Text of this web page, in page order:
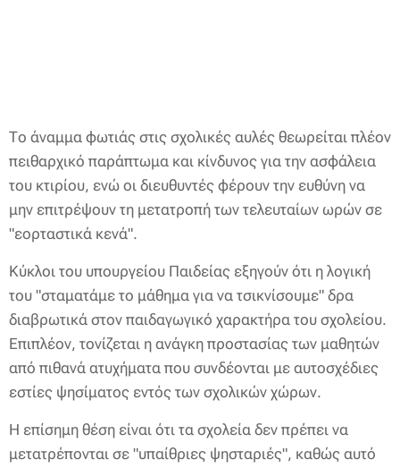
Το άναμμα φωτιάς στις σχολικές αυλές θεωρείται πλέον
πειθαρχικό παράπτωμα και κίνδυνος για την ασφάλεια
του κτιρίου, ενώ οι διευθυντές φέρουν την ευθύνη να
μην επιτρέψουν τη μετατροπή των τελευταίων ωρών σε
"εορταστικά κενά".
Κύκλοι του υπουργείου Παιδείας εξηγούν ότι η λογική
του "σταματάμε το μάθημα για να τσικνίσουμε" δρα
διαβρωτικά στον παιδαγωγικό χαρακτήρα του σχολείου.
Επιπλέον, τονίζεται η ανάγκη προστασίας των μαθητών
από πιθανά ατυχήματα που συνδέονται με αυτοσχέδιες
εστίες ψησίματος εντός των σχολικών χώρων.
Η επίσημη θέση είναι ότι τα σχολεία δεν πρέπει να
μετατρέπονται σε "υπαίθριες ψησταριές", καθώς αυτό